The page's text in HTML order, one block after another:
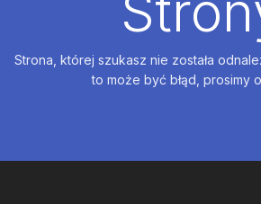
Strona, której szukasz nie została
to może być błąd, prosimy